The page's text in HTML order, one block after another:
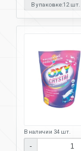
В упаковке:12 шт.
В наличии 34 шт.
-